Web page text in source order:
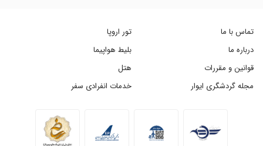
تماس با ما
درباره ما
قوانین و مقررات
مجله گردشگری ایوار
تور اروپا
بلیط هواپیما
هتل
خدمات انفرادی سفر